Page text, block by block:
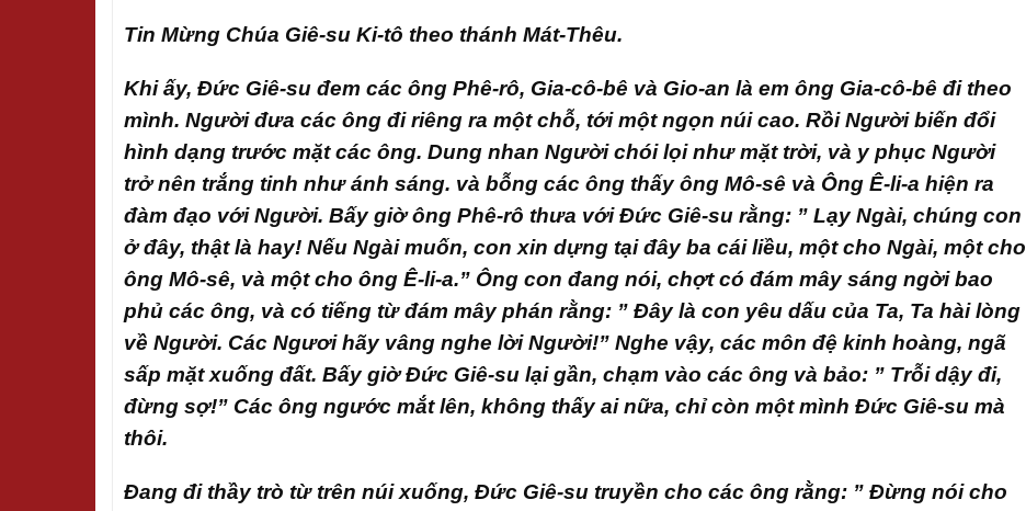
Tin Mừng Chúa Giê-su Ki-tô theo thánh Mát-Thêu.
Khi ấy, Đức Giê-su đem các ông Phê-rô, Gia-cô-bê và Gio-an là em ông Gia-cô-bê đi theo
mình. Người đưa các ông đi riêng ra một chỗ, tới một ngọn núi cao. Rồi Người biến đổi
hình dạng trước mặt các ông. Dung nhan Người chói lọi như mặt trời, và y phục Người
trở nên trắng tinh như ánh sáng. và bỗng các ông thấy ông Mô-sê và Ông Ê-li-a hiện ra
đàm đạo với Người. Bấy giờ ông Phê-rô thưa với Đức Giê-su rằng: ” Lạy Ngài, chúng con
ở đây, thật là hay! Nếu Ngài muốn, con xin dựng tại đây ba cái liều, một cho Ngài, một cho
ông Mô-sê, và một cho ông Ê-li-a.” Ông con đang nói, chợt có đám mây sáng ngời bao
phủ các ông, và có tiếng từ đám mây phán rằng: ” Đây là con yêu dấu của Ta, Ta hài lòng
về Người. Các Ngươi hãy vâng nghe lời Người!” Nghe vậy, các môn đệ kinh hoàng, ngã
sấp mặt xuống đất. Bấy giờ Đức Giê-su lại gần, chạm vào các ông và bảo: ” Trỗi dậy đi,
đừng sợ!” Các ông ngước mắt lên, không thấy ai nữa, chỉ còn một mình Đức Giê-su mà
thôi.
Đang đi thầy trò từ trên núi xuống, Đức Giê-su truyền cho các ông rằng: ” Đừng nói cho